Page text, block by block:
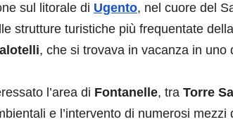
sul litorale di Ugento, nel cuore del
strutture turistiche più frequentate
, che si trovava in vacanza in uno
l’area di Fontanelle, tra Torre
e l’intervento di numerosi